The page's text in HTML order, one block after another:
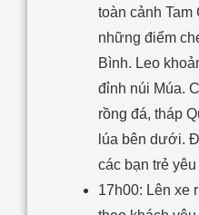
toàn cảnh Tam
những điểm
Bình. Leo
đỉnh núi Múa.
rồng đá, tháp
lúa bên dưới.
các bạn trẻ yêu
17h00: Lên xe